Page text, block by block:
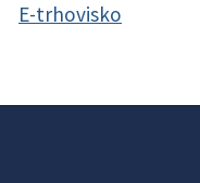
E-trhovisko